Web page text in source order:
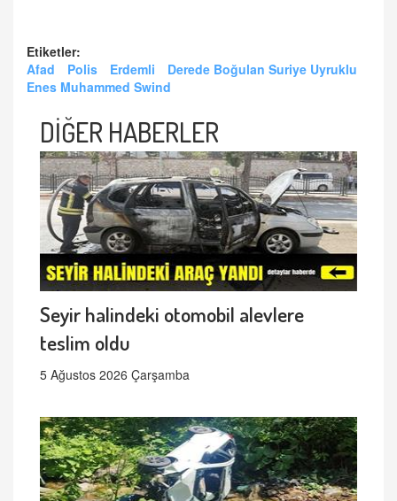
Etiketler:
Afad
Polis Erdemli
Derede Boğulan Suriye Uyruklu
Enes Muhammed Swind
DİĞER HABERLER
Seyir halindeki otomobil alevlere
teslim oldu
5 Ağustos 2026 Çarşamba